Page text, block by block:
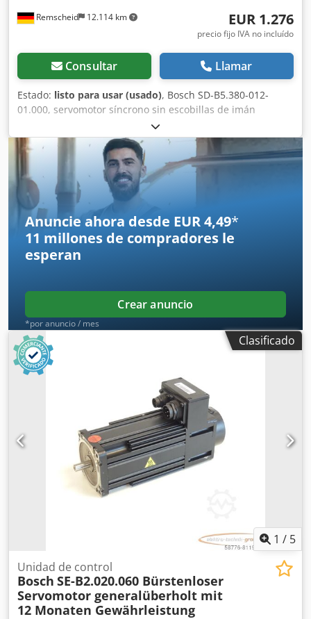
Remscheid 12.114 km EUR 1.276
precio fijo IVA no incluído
Consultar Llamar
Estado: listo para usar (usado), Bosch SD-B5.380-012-
01.000, servomotor síncrono sin escobillas de imán
permanente, n.º de serie: 545000096, usado, con signos
normales de uso, 100 % funcional, el alcance del
suministro se corresponde con las fotos. ¡ATENCIÓN:
Solicite por separado el presupuesto para el embalaje y el
envío! Dedpfxoi D Hbhe Adwsck
Anuncie ahora desde EUR 4,49*
11 millones de compradores le
esperan
Crear anuncio
*por anuncio / mes
Clasificado
1 / 5
Unidad de control
Bosch SE-B2.020.060 Bürstenloser
Servomotor generalüberholt mit
12 Monaten Gewährleistung